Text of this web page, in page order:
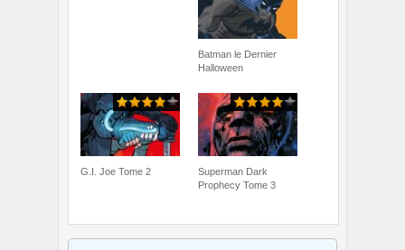
Batman le Dernier
Halloween
G.I. Joe Tome 2
Superman Dark
Prophecy Tome 3